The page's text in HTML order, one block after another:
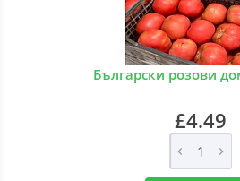
Български розови
£4.49